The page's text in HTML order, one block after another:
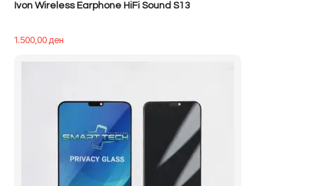
Ivon Wireless Earphone HiFi Sound S13
1.500,00ден